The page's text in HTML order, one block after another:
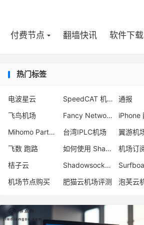
付费节点 翻墙快讯 软件下载
热门标签
电波星云 SpeedCAT 机场
通报
飞鸟机场
Fancy Network 机场
Mihomo Party 下载
台湾IPLC机场
翼游机
飞数 跑路
如何使用 Shadowsocks 订阅
机场订
桔子云
Shadowsocks 机场排名
机场节点购买
肥猫云机场评测 泡芙云